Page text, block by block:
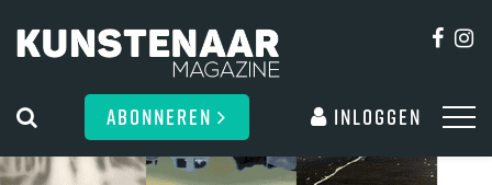
ABONNEREN Inloggen